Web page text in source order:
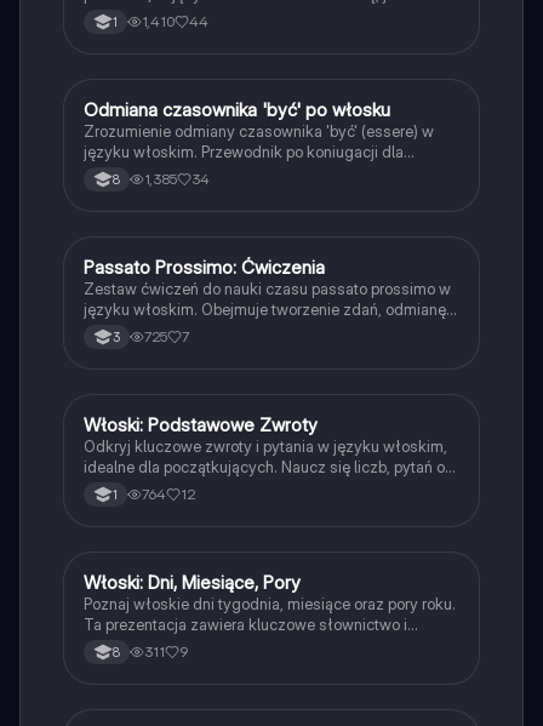
używać czasowników 'essere' i 'avere', oraz poznaj
zasady tworzenia participio passato. Obejmuje
1 1,410 44
Język włoski
Odmiana czasownika 'być' po włosku
Zrozumienie odmiany czasownika 'być' (essere) w
języku włoskim. Przewodnik po koniugacji dla
wszystkich osób: ja, ty, on, ona, my, wy, oni. Idealne
dla uczniów uczących się włoskiego. Typ:
8 1,385 34
Język włoski
Passato Prossimo: Ćwiczenia
Zestaw ćwiczeń do nauki czasu passato prossimo w
języku włoskim. Obejmuje tworzenie zdań, odmianę
czasowników oraz praktyczne przykłady. Idealne dla
uczniów pragnących doskonalić swoje umiejętności
3 725 7
Język włoski
Włoski: Podstawowe Zwroty
Odkryj kluczowe zwroty i pytania w języku włoskim,
idealne dla początkujących. Naucz się liczb, pytań o
pochodzenie, zawód oraz podstawowych zwrotów
grzecznościowych. Doskonałe materiały do nauki dla
1 764 12
Język włoski
Włoski: Dni, Miesiące, Pory
Poznaj włoskie dni tygodnia, miesiące oraz pory roku.
Ta prezentacja zawiera kluczowe słownictwo i
zwroty, które pomogą Ci w nauce języka włoskiego.
Idealne dla początkujących uczniów i osób
8 311 9